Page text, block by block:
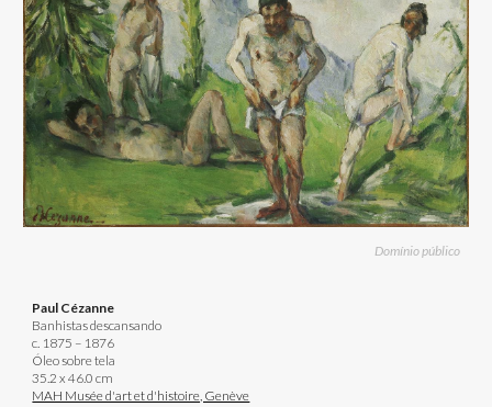
Domínio público
Paul Cézanne
Banhistas descansando
c. 1875 – 1876
Óleo sobre tela
35.2 x 46.0 cm
MAH Musée d'art et d'histoire, Genève